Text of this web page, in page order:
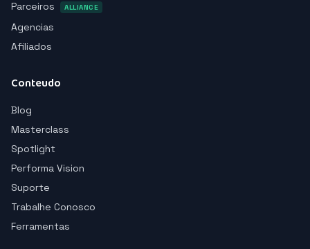
Parceiros
ALLIANCE
Agencias
Afiliados
Conteudo
Blog
Masterclass
Spotlight
Performa Vision
Suporte
Trabalhe Conosco
Ferramentas